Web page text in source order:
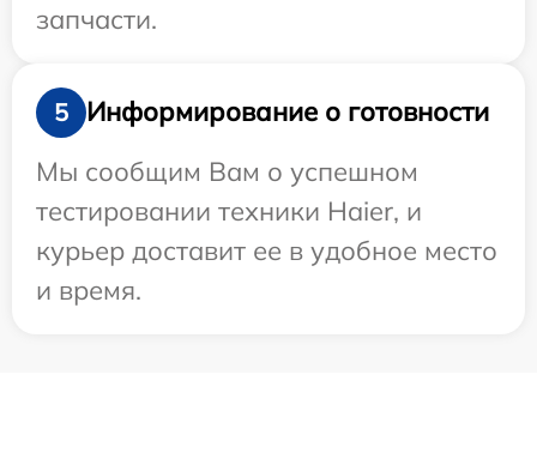
запчасти.
5
Информирование о готовности
Мы сообщим Вам о успешном
тестировании техники Haier, и
курьер доставит ее в удобное место
и время.